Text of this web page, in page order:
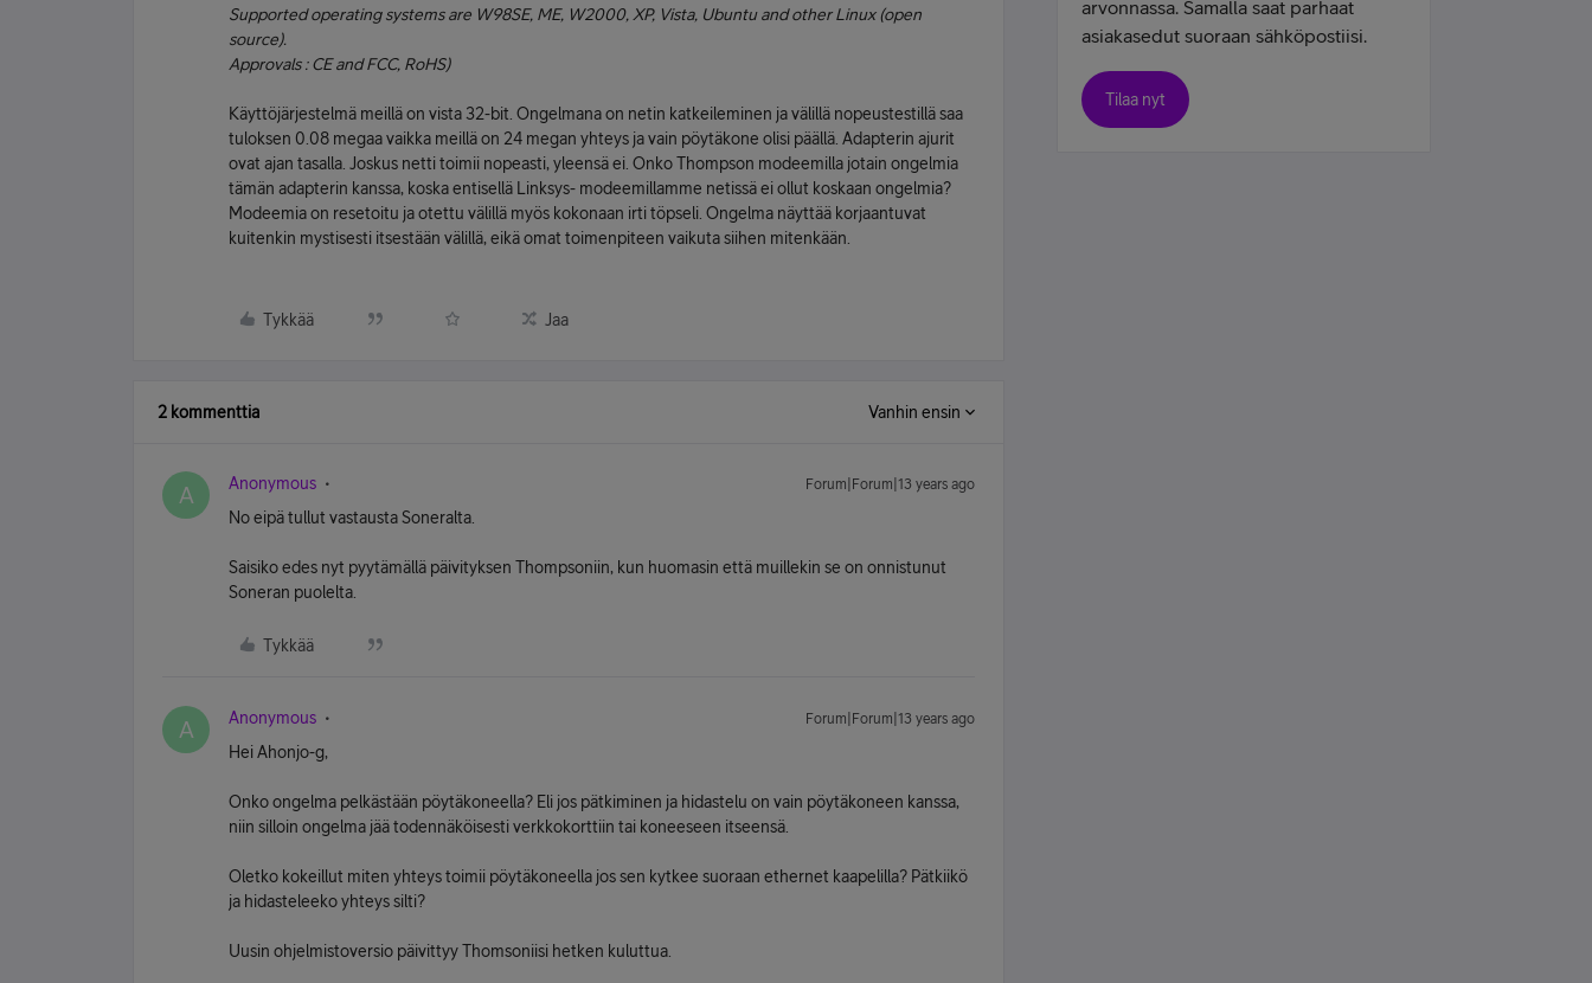
Supported operating systems are W98SE, ME, W2000, XP, Vista, Ubuntu and other Linux (open
source).
Approvals : CE and FCC, RoHS)
Käyttöjärjestelmä meillä on vista 32-bit. Ongelmana on netin katkeileminen ja välillä nopeustestillä saa
tuloksen 0.08 megaa vaikka meillä on 24 megan yhteys ja vain pöytäkone olisi päällä. Adapterin ajurit
ovat ajan tasalla. Joskus netti toimii nopeasti, yleensä ei. Onko Thompson modeemilla jotain ongelmia
tämän adapterin kanssa, koska entisellä Linksys- modeemillamme netissä ei ollut koskaan ongelmia?
Modeemia on resetoitu ja otettu välillä myös kokonaan irti töpseli. Ongelma näyttää korjaantuvat
kuitenkin mystisesti itsestään välillä, eikä omat toimenpiteen vaikuta siihen mitenkään.
Tykkää Jaa
2 kommenttia Vanhin ensin
A Anonymous Forum|Forum|13 years ago
No eipä tullut vastausta Soneralta.
Saisiko edes nyt pyytämällä päivityksen Thompsoniin, kun huomasin että muillekin se on onnistunut
Soneran puolelta.
Tykkää
A Anonymous Forum|Forum|13 years ago
Hei Ahonjo-g,
Onko ongelma pelkästään pöytäkoneella? Eli jos pätkiminen ja hidastelu on vain pöytäkoneen kanssa,
niin silloin ongelma jää todennäköisesti verkkokorttiin tai koneeseen itseensä.
Oletko kokeillut miten yhteys toimii pöytäkoneella jos sen kytkee suoraan ethernet kaapelilla? Pätkiikö
ja hidasteleeko yhteys silti?
Uusin ohjelmistoversio päivittyy Thomsoniisi hetken kuluttua.
arvonnassa. Samalla saat parhaat
asiakasedut suoraan sähköpostiisi.
Tilaa nyt